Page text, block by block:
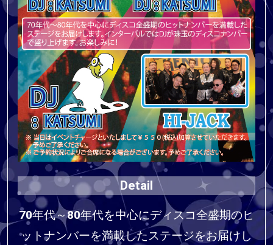
Detail
70年代～80年代を中心にディスコ全盛期のヒ
ットナンバーを満載したステージをお届けし